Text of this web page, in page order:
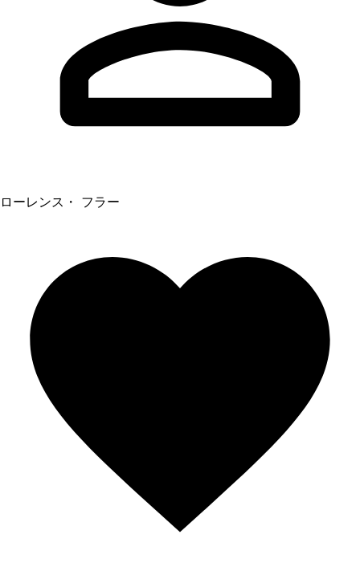
ローレンス・ フラー